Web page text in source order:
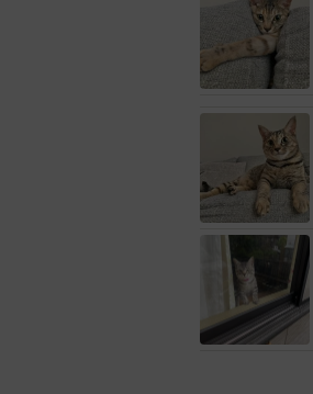
2021年2月
写真を見て
ヶ月くらいに